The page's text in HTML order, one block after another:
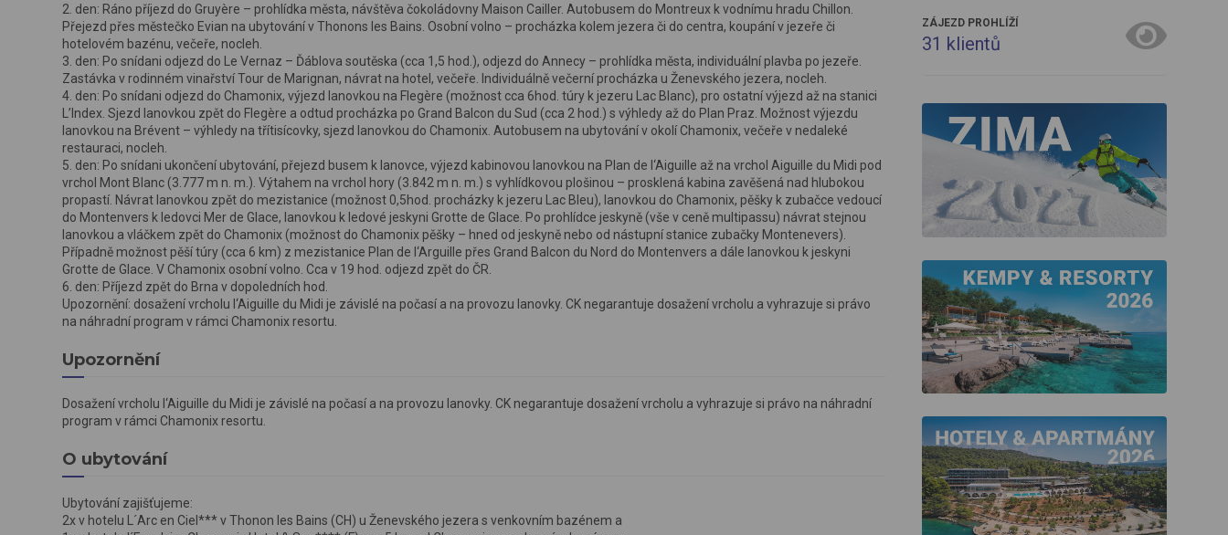
2. den: Ráno příjezd do Gruyère – prohlídka města, návštěva čokoládovny Maison Cailler. Autobusem do Montreux k vodnímu hradu Chillon.
Přejezd přes městečko Evian na ubytování v Thonons les Bains. Osobní volno – procházka kolem jezera či do centra, koupání v jezeře či
hotelovém bazénu, večeře, nocleh.
3. den: Po snídani odjezd do Le Vernaz – Ďáblova soutěska (cca 1,5 hod.), odjezd do Annecy – prohlídka města, individuální plavba po jezeře.
Zastávka v rodinném vinařství Tour de Marignan, návrat na hotel, večeře. Individuálně večerní procházka u Ženevského jezera, nocleh.
4. den: Po snídani odjezd do Chamonix, výjezd lanovkou na Flegère (možnost cca 6hod. túry k jezeru Lac Blanc), pro ostatní výjezd až na stanici
L’Index. Sjezd lanovkou zpět do Flegère a odtud procházka po Grand Balcon du Sud (cca 2 hod.) s výhledy až do Plan Praz. Možnost výjezdu
lanovkou na Brévent – výhledy na třítisícovky, sjezd lanovkou do Chamonix. Autobusem na ubytování v okolí Chamonix, večeře v nedaleké
restauraci, nocleh.
5. den: Po snídani ukončení ubytování, přejezd busem k lanovce, výjezd kabinovou lanovkou na Plan de l‘Aiguille až na vrchol Aiguille du Midi pod
vrchol Mont Blanc (3.777 m n. m.). Výtahem na vrchol hory (3.842 m n. m.) s vyhlídkovou plošinou – prosklená kabina zavěšená nad hlubokou
propastí. Návrat lanovkou zpět do mezistanice (možnost 0,5hod. procházky k jezeru Lac Bleu), lanovkou do Chamonix, pěšky k zubačce vedoucí
do Montenvers k ledovci Mer de Glace, lanovkou k ledové jeskyni Grotte de Glace. Po prohlídce jeskyně (vše v ceně multipassu) návrat stejnou
lanovkou a vláčkem zpět do Chamonix (možnost do Chamonix pěšky – hned od jeskyně nebo od nástupní stanice zubačky Montenevers).
Případně možnost pěší túry (cca 6 km) z mezistanice Plan de l‘Arguille přes Grand Balcon du Nord do Montenvers a dále lanovkou k jeskyni
Grotte de Glace. V Chamonix osobní volno. Cca v 19 hod. odjezd zpět do ČR.
6. den: Příjezd zpět do Brna v dopoledních hod.
Upozornění: dosažení vrcholu l‘Aiguille du Midi je závislé na počasí a na provozu lanovky. CK negarantuje dosažení vrcholu a vyhrazuje si právo
na náhradní program v rámci Chamonix resortu.
Upozornění
Dosažení vrcholu l‘Aiguille du Midi je závislé na počasí a na provozu lanovky. CK negarantuje dosažení vrcholu a vyhrazuje si právo na náhradní
program v rámci Chamonix resortu.
O ubytování
Ubytování zajišťujeme:
2x v hotelu L´Arc en Ciel*** v Thonon les Bains (CH) u Ženevského jezera s venkovním bazénem a
ZÁJEZD PROHLÍŽÍ
31 klientů